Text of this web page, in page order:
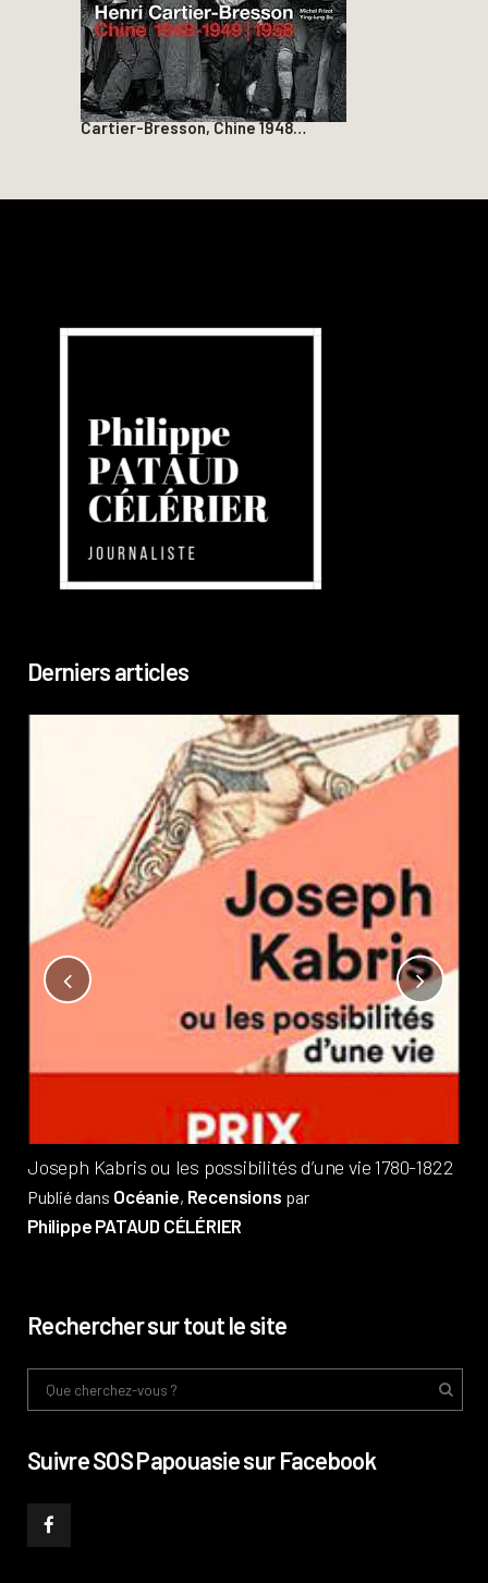
Cartier-Bresson, Chine 1948…
Derniers articles
Joseph Kabris ou les possibilités d’une vie 1780-1822
Publié dans Océanie, Recensions par
Philippe PATAUD CÉLÉRIER
Rechercher sur tout le site
Suivre SOS Papouasie sur Facebook